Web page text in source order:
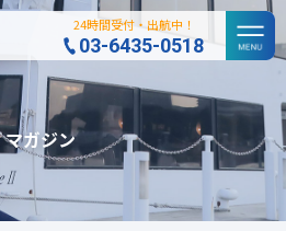
24時間受付・出航中！
03-6435-0518
マガジン